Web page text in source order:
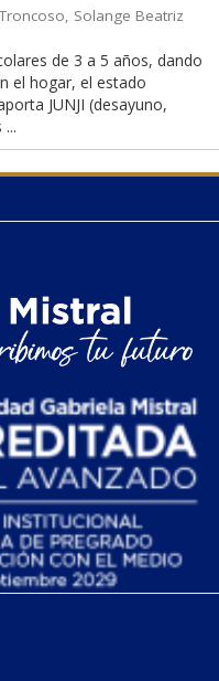
Solange Beatriz
de 3 a 5 años, dando
el hogar, el estado
JUNJI (desayuno,